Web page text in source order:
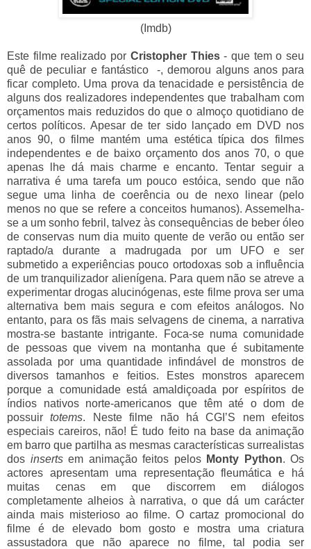
(Imdb)
Este filme realizado por Cristopher Thies- que tem o seu
quê de peculiar e fantástico -, demorou alguns anos para
ficar completo. Uma prova da tenacidade e persistência de
alguns dos realizadores independentes que trabalham com
orçamentos mais reduzidos do que o almoço quotidiano de
certos políticos. Apesar de ter sido lançado em DVD nos
anos 90, o filme mantém uma estética típica dos filmes
independentes e de baixo orçamento dos anos 70, o que
apenas lhe dá mais charme e encanto. Tentar seguir a
narrativa é uma tarefa um pouco estóica, sendo que não
segue uma linha de coerência ou de nexo linear (pelo
menos no que se refere a conceitos humanos). Assemelha-
se a um sonho febril, talvez às consequências de beber óleo
de conservas num dia muito quente de verão ou então ser
raptado/a durante a madrugada por um UFO e ser
submetido a experiências pouco ortodoxas sob a influência
de um tranquilizador alienígena. Para quem não se atreve a
experimentar drogas alucinógenas, este filme prova ser uma
alternativa bem mais segura e com efeitos análogos. No
entanto, para os fãs mais selvagens de cinema, a narrativa
mostra-se bastante intrigante. Foca-se numa comunidade
de pessoas que vivem na montanha que é subitamente
assolada por uma quantidade infindável de monstros de
diversos tamanhos e feitios. Estes monstros aparecem
porque a comunidade está amaldiçoada por espíritos de
índios nativos norte-americanos que têm até o dom de
possuirtotems. Neste filme não há CGI’S nem efeitos
especiais careiros, não! É tudo feito na base da animação
em barro que partilha as mesmas características surrealistas
dos insertsem animação feitos pelos Monty Python. Os
actores apresentam uma representação fleumática e há
muitas cenas em que discorrem em diálogos
completamente alheios à narrativa, o que dá um carácter
ainda mais misterioso ao filme. O cartaz promocional do
filme é de elevado bom gosto e mostra uma criatura
assustadora que não aparece no filme, tal podia ser